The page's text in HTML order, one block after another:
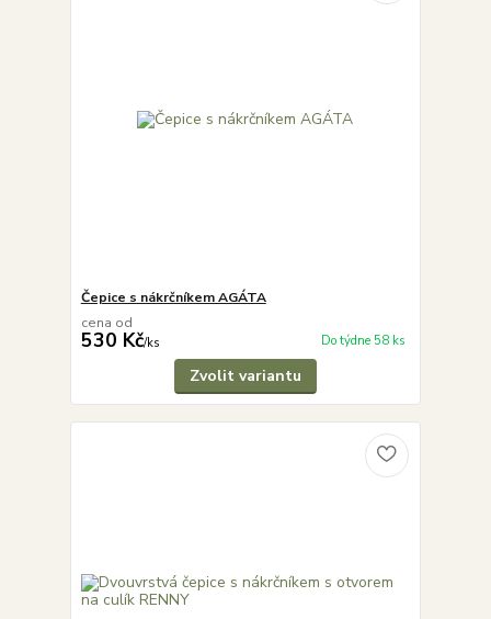
Čepice s nákrčníkem AGÁTA
cena od
530 Kč/ks Do týdne 58 ks
Zvolit variantu